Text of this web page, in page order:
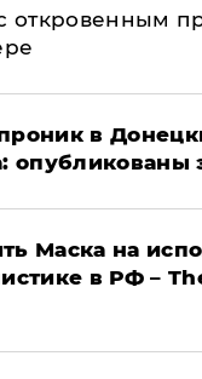
откровенным
в
Маска на
в РФ –